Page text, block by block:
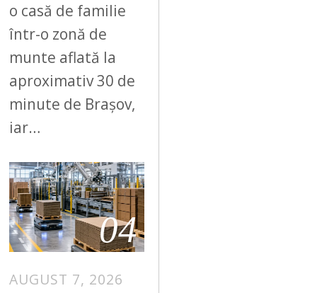
o casă de familie
într-o zonă de
munte aflată la
aproximativ 30 de
minute de Brașov,
iar…
04
AUGUST 7, 2026